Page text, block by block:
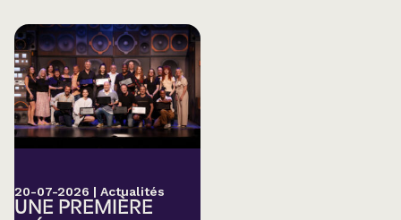
20-07-2026 | Actualités
UNE PREMIÈRE